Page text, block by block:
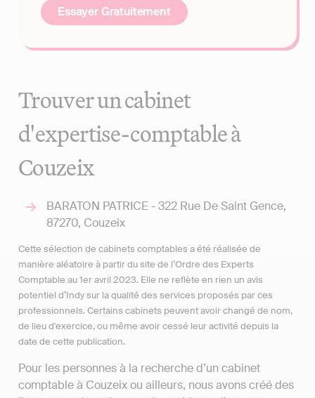
Essayer Gratuitement
Trouver un cabinet
d'expertise-comptable à
Couzeix
BARATON PATRICE - 322 Rue De Saint Gence,
87270, Couzeix
Cette sélection de cabinets comptables a été réalisée de
manière aléatoire à partir du site de l’Ordre des Experts
Comptable au 1er avril 2023. Elle ne reflète en rien un avis
potentiel d’Indy sur la qualité des services proposés par ces
professionnels. Certains cabinets peuvent avoir changé de nom,
de lieu d'exercice, ou même avoir cessé leur activité depuis la
date de cette publication.
Pour les personnes à la recherche d’un cabinet
comptable à Couzeix ou ailleurs, nous avons créé des